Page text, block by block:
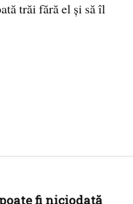
trăi fără el și să îl
fi niciodată